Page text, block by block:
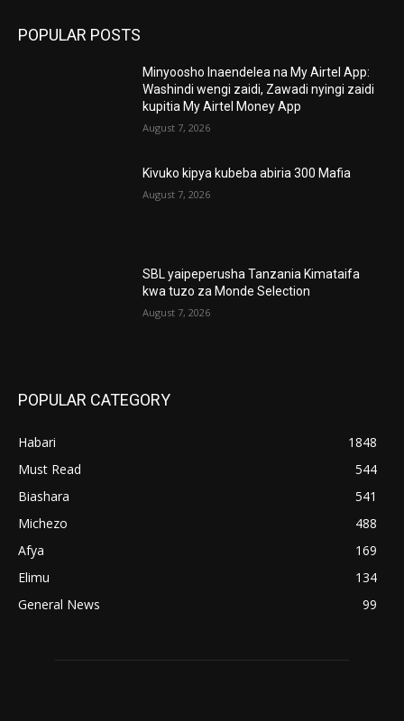
POPULAR POSTS
Minyoosho Inaendelea na My Airtel App:
Washindi wengi zaidi, Zawadi nyingi zaidi
kupitia My Airtel Money App
August 7, 2026
Kivuko kipya kubeba abiria 300 Mafia
August 7, 2026
SBL yaipeperusha Tanzania Kimataifa
kwa tuzo za Monde Selection
August 7, 2026
POPULAR CATEGORY
Habari
1848
Must Read
544
Biashara
541
Michezo
488
Afya
169
Elimu
134
General News
99